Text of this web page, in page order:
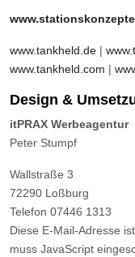
www.tankheld.de |
www.tankheld.com |
Design &
itPRAX Werbeagentur
Peter Stumpf
Wallstraße 3
72290 Loßburg
Telefon 07446 1313
Diese E-Mail-Adresse
muss JavaScript